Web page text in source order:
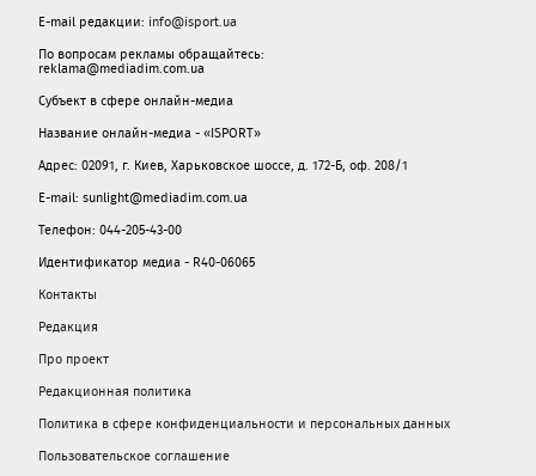
E-mail редакции: info@isport.ua
По вопросам рекламы обращайтесь:
reklama@mediadim.com.ua
Субъект в сфере онлайн-медиа
Название онлайн-медиа - «ISPORT»
Адрес: 02091, г. Киев, Харьковское шоссе, д. 172-Б, оф. 208/1
E-mail: sunlight@mediadim.com.ua
Телефон: 044-205-43-00
Идентификатор медиа - R40-06065
Контакты
Редакция
Про проект
Редакционная политика
Политика в сфере конфиденциальности и персональных данных
Пользовательское соглашение